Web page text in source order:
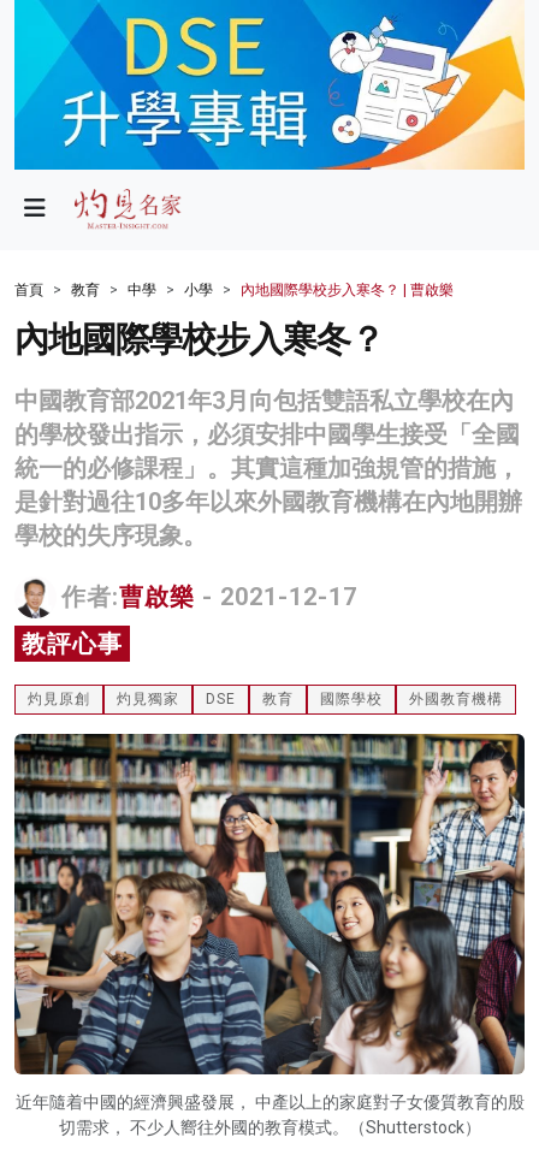
政局
財經
生活
商業
科技
影片
名家榜
灼見活動
首頁 教育 中學 小學 內地國際學校步入寒冬？ | 曹啟樂
內地國際學校步入寒冬？
中國教育部2021年3月向包括雙語私立學校在內
的學校發出指示，必須安排中國學生接受「全國
統一的必修課程」。其實這種加強規管的措施，
是針對過往10多年以來外國教育機構在內地開辦
學校的失序現象。
作者:曹啟樂 - 2021-12-17
教評心事
灼見原創 灼見獨家 DSE 教育 國際學校 外國教育機構
近年隨着中國的經濟興盛發展， 中產以上的家庭對子女優質教育的殷
切需求， 不少人嚮往外國的教育模式。（Shutterstock）